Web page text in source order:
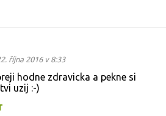
října 2016 v 8:33
hodne zdravicka a pekne si
uzij :-)